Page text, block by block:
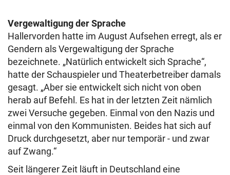
Vergewaltigung der Sprache
Hallervorden hatte im August Aufsehen erregt, als er
Gendern als Vergewaltigung der Sprache
bezeichnete. „Natürlich entwickelt sich Sprache“,
hatte der Schauspieler und Theaterbetreiber damals
gesagt. „Aber sie entwickelt sich nicht von oben
herab auf Befehl. Es hat in der letzten Zeit nämlich
zwei Versuche gegeben. Einmal von den Nazis und
einmal von den Kommunisten. Beides hat sich auf
Druck durchgesetzt, aber nur temporär - und zwar
auf Zwang.“
Seit längerer Zeit läuft in Deutschland eine